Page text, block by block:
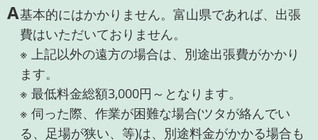
A基本的にはかかりません。富山県であれば、出張
費はいただいておりません。
※ 上記以外の遠方の場合は、別途出張費がかかり
ます。
※ 最低料金総額3,000円～となります。
※ 伺った際、作業が困難な場合(ツタが絡んでい
る、足場が狭い、等)は、別途料金がかかる場合も